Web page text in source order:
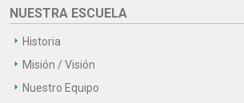
NUESTRA ESCUELA
Historia
Misión / Visión
Nuestro Equipo